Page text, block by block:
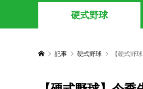
硬式野球
記事 硬式野球 【硬式野